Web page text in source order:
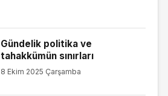
Gündelik politika ve
tahakkümün sınırları
8 Ekim 2025 Çarşamba